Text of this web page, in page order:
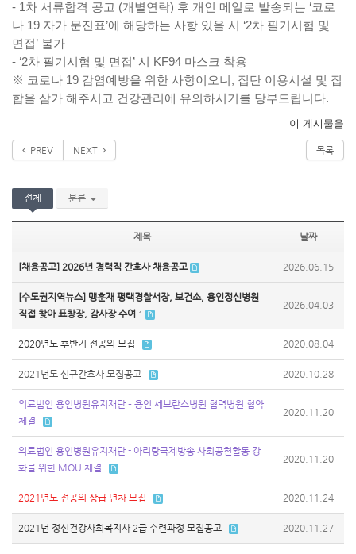
- 1 차 서류합격 공고 (개별연락) 후 개인 메일로 발송되는 ‘코로
나 19 자가 문진표’에 해당하는 사항 있을 시 ‘2차 필기시험 및
면접’ 불가
- ‘2차 필기시험 및 면접’ 시 KF94 마스크 착용
※ 코로나 19 감염예방을 위한 사항이오니 , 집단 이용시설 및 집
합을 삼가 해주시고 건강관리에 유의하시기를 당부드립니다.
이 게시물을
PREV NEXT 목록
전체 분류
제목 날짜
[채용공고] 2026년 경력직 간호사 채용공고 2026.06.15
[수도권지역뉴스] 맹훈재 평택경찰서장, 보건소, 용인정신병원
직접 찾아 표창장, 감사장 수여 1
2026.04.03
2020년도 후반기 전공의 모집 2020.08.04
2021년도 신규간호사 모집공고 2020.10.28
의료법인 용인병원유지재단 – 용인 세브란스병원 협력병원 협약
체결
2020.11.20
의료법인 용인병원유지재단 - 아리랑국제방송 사회공헌활동 강
화를 위한 MOU 체결
2020.11.20
2021년도 전공의 상급 년차 모집 2020.11.24
2021년 정신건강사회복지사 2급 수련과정 모집공고 2020.11.27